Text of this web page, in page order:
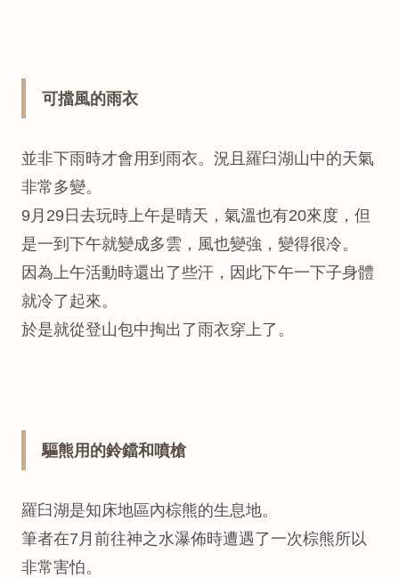
可擋風的雨衣
並非下雨時才會用到雨衣。況且羅臼湖山中的天氣
非常多變。
9月29日去玩時上午是晴天，氣溫也有20來度，但
是一到下午就變成多雲，風也變強，變得很冷。
因為上午活動時還出了些汗，因此下午一下子身體
就冷了起來。
於是就從登山包中掏出了雨衣穿上了。
驅熊用的鈴鐺和噴槍
羅臼湖是知床地區內棕熊的生息地。
筆者在7月前往神之水瀑佈時遭遇了一次棕熊所以
非常害怕。